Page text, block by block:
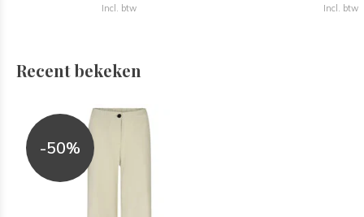
Incl. btw Incl. btw
Recent bekeken
-50%